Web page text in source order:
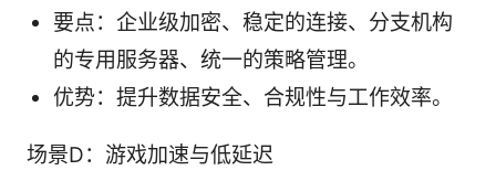
要点：企业级加密、稳定的连接、分支机构
的专用服务器、统一的策略管理。
优势：提升数据安全、合规性与工作效率。
场景D：游戏加速与低延迟